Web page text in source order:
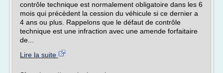
contrôle technique est normalement obligatoire dans les 6
mois qui précèdent la cession du véhicule si ce dernier a
4 ans ou plus. Rappelons que le défaut de contrôle
technique est une infraction avec une amende forfaitaire
de...
Lire la suite